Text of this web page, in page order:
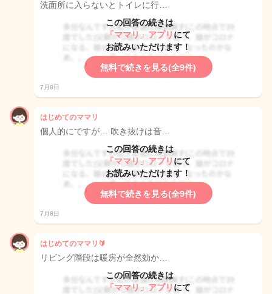
洗面所に入らないとトイレに行…
この回答の続きは
「ママリ」アプリ にて
お読みいただけます！
無料で続きを見る(全9件)
7月8日
はじめてのママリ
個人的にですが… 吹き抜けは音…
この回答の続きは
「ママリ」アプリ にて
お読みいただけます！
無料で続きを見る(全9件)
7月8日
はじめてのママリ🔰
リビング階段は暖房が全然効か…
この回答の続きは
「ママリ」アプリ にて